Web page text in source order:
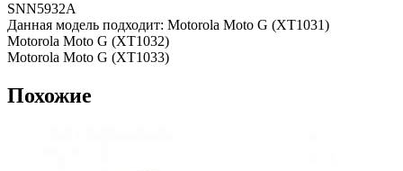
SNN5932A
Данная модель подходит: Motorola Moto G (XT1031)
Motorola Moto G (XT1032)
Motorola Moto G (XT1033)
Похожие